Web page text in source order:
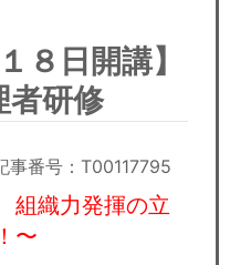
８日開講】
者研修
事番号：T00117795
組織力発揮の立
〜